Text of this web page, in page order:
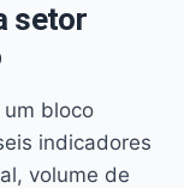
setor
um bloco
indicadores
volume de